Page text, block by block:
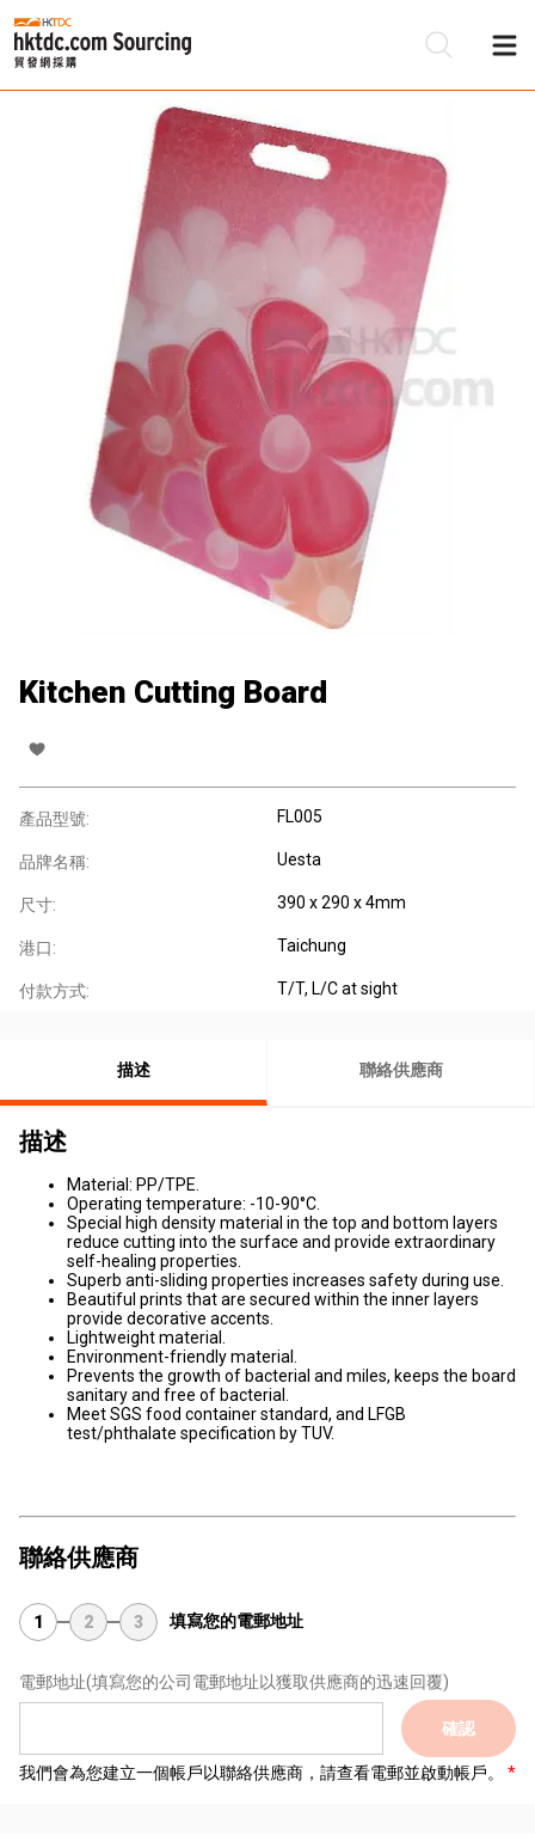
Kitchen Cutting Board
產品型號: FL005
品牌名稱: Uesta
尺寸: 390 x 290 x 4mm
港口: Taichung
付款方式: T/T, L/C at sight
描述 聯絡供應商
描述
Material: PP/TPE.
Operating temperature: -10-90°C.
Special high density material in the top and bottom layers
reduce cutting into the surface and provide extraordinary
self-healing properties.
Superb anti-sliding properties increases safety during use.
Beautiful prints that are secured within the inner layers
provide decorative accents.
Lightweight material.
Environment-friendly material.
Prevents the growth of bacterial and miles, keeps the board
sanitary and free of bacterial.
Meet SGS food container standard, and LFGB
test/phthalate specification by TUV.
聯絡供應商
1 2 3 填寫您的電郵地址
電郵地址(填寫您的公司電郵地址以獲取供應商的迅速回覆)
確認
我們會為您建立一個帳戶以聯絡供應商，請查看電郵並啟動帳戶。